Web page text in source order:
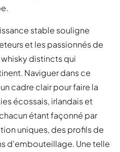
stable souligne
et les passionnés de
distincts qui
Naviguer dans ce
cadre clair pour faire la
écossais, irlandais et
étant façonné par
uniques, des profils de
d'embouteillage. Une telle